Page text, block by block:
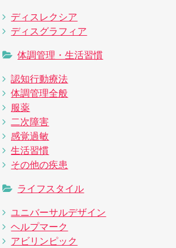
ディスレクシア
ディスグラフィア
体調管理・生活習慣
認知行動療法
体調管理全般
服薬
二次障害
感覚過敏
生活習慣
その他の疾患
ライフスタイル
ユニバーサルデザイン
ヘルプマーク
アビリンピック